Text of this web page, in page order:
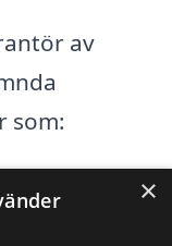
av
som:
×